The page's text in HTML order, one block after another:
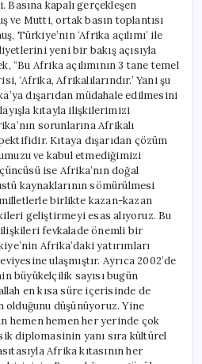
Basına kapalı gerçekleşen
ve Mutti, ortak basın toplantısı
Türkiye’nin ‘Afrika açılımı’ ile
yeni bir bakış açısıyla
Afrika açılımının 3 tane temel
‘Afrika, Afrikalılarındır.’ Yani şu
dışarıdan müdahale edilmesini
kıtayla ilişkilerimizi
sorunlarına Afrikalı
Kıtaya dışarıdan çözüm
ve kabul etmediğimizi
ise Afrika’nın doğal
kaynaklarının sömürülmesi
birlikte kazan-kazan
geliştirmeyi esas alıyoruz. Bu
fevkalade önemli bir
Afrika’daki yatırımları
ulaşmıştır. Ayrıca 2002’de
büyükelçilik sayısı bugün
en kısa süre içerisinde de
olduğunu düşünüyoruz. Yine
hemen hemen her yerinde çok
diplomasinin yanı sıra kültürel
Afrika kıtasının her